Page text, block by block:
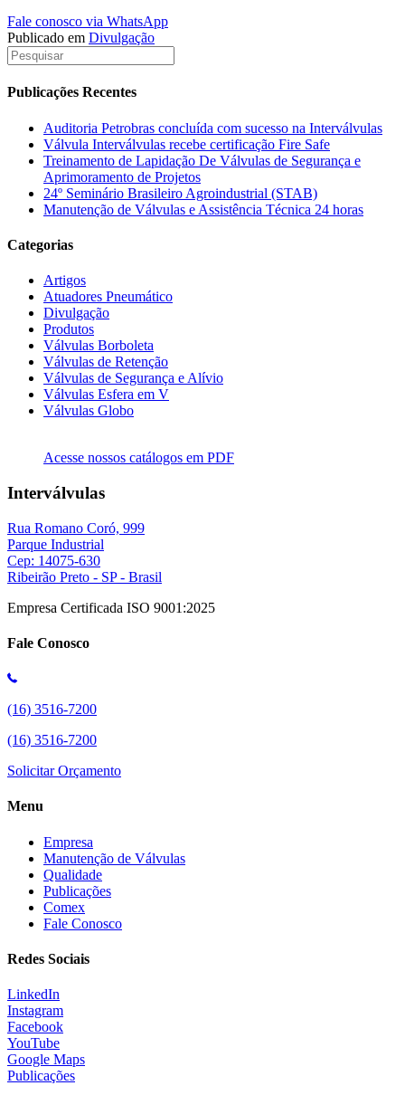
Fale conosco via WhatsApp
Publicado em Divulgação
Publicações Recentes
Auditoria Petrobras concluída com sucesso na Interválvulas
Válvula Interválvulas recebe certificação Fire Safe
Treinamento de Lapidação De Válvulas de Segurança e
Aprimoramento de Projetos
24º Seminário Brasileiro Agroindustrial (STAB)
Manutenção de Válvulas e Assistência Técnica 24 horas
Categorias
Artigos
Atuadores Pneumático
Divulgação
Produtos
Válvulas Borboleta
Válvulas de Retenção
Válvulas de Segurança e Alívio
Válvulas Esfera em V
Válvulas Globo
Acesse nossos catálogos em PDF
Interválvulas
Rua Romano Coró, 999
Parque Industrial
Cep: 14075-630
Ribeirão Preto - SP - Brasil
Empresa Certificada ISO 9001:2025
Fale Conosco
(16) 3516-7200
(16) 3516-7200
Solicitar Orçamento
Menu
Empresa
Manutenção de Válvulas
Qualidade
Publicações
Comex
Fale Conosco
Redes Sociais
LinkedIn
Instagram
Facebook
YouTube
Google Maps
Publicações